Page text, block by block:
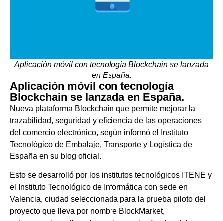
Aplicación móvil con tecnología Blockchain se lanzada
en España.
Aplicación móvil con tecnología
Blockchain se lanzada en España.
Nueva plataforma Blockchain que permite mejorar la
trazabilidad, seguridad y eficiencia de las operaciones
del comercio electrónico, según informó el Instituto
Tecnológico de Embalaje, Transporte y Logística de
España en su blog oficial.
Esto se desarrolló por los institutos tecnológicos ITENE y
el Instituto Tecnológico de Informática con sede en
Valencia, ciudad seleccionada para la prueba piloto del
proyecto que lleva por nombre BlockMarket,